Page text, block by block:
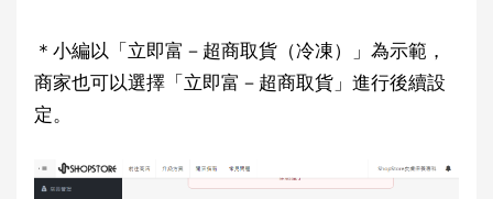
＊小編以「立即富－超商取貨（冷凍）」為示範，
商家也可以選擇「立即富－超商取貨」進行後續設
定。